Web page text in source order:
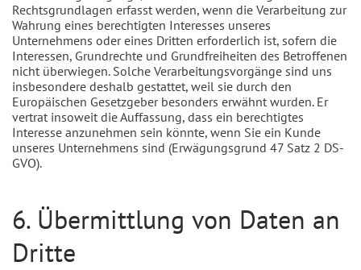
Rechtsgrundlagen erfasst werden, wenn die Verarbeitung zur
Wahrung eines berechtigten Interesses unseres
Unternehmens oder eines Dritten erforderlich ist, sofern die
Interessen, Grundrechte und Grundfreiheiten des Betroffenen
nicht überwiegen. Solche Verarbeitungsvorgänge sind uns
insbesondere deshalb gestattet, weil sie durch den
Europäischen Gesetzgeber besonders erwähnt wurden. Er
vertrat insoweit die Auffassung, dass ein berechtigtes
Interesse anzunehmen sein könnte, wenn Sie ein Kunde
unseres Unternehmens sind (Erwägungsgrund 47 Satz 2 DS-
GVO).
6. Übermittlung von Daten an
Dritte